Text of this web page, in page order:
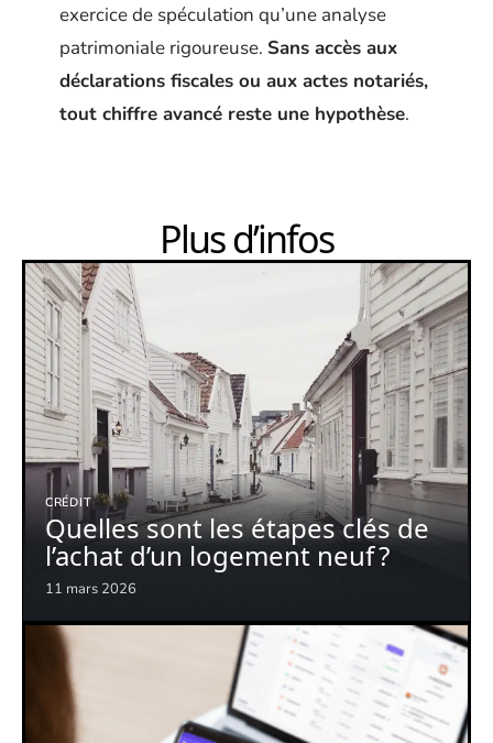
exercice de spéculation qu’une analyse
patrimoniale rigoureuse. Sans accès aux
déclarations fiscales ou aux actes notariés,
tout chiffre avancé reste une hypothèse.
Plus d’infos
CRÉDIT
Quelles sont les étapes clés de
l’achat d’un logement neuf ?
11 mars 2026